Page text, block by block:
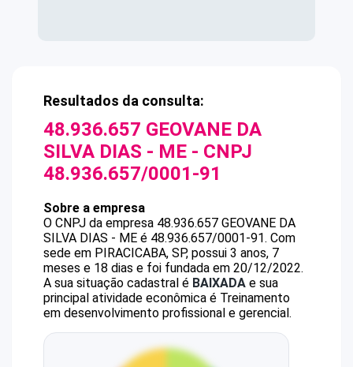
Resultados da consulta:
48.936.657 GEOVANE DA
SILVA DIAS - ME - CNPJ
48.936.657/0001-91
Sobre a empresa
O CNPJ da empresa 48.936.657 GEOVANE DA
SILVA DIAS - ME é 48.936.657/0001-91. Com
sede em PIRACICABA, SP, possui 3 anos, 7
meses e 18 dias e foi fundada em 20/12/2022.
A sua situação cadastral é BAIXADA e sua
principal atividade econômica é Treinamento
em desenvolvimento profissional e gerencial.